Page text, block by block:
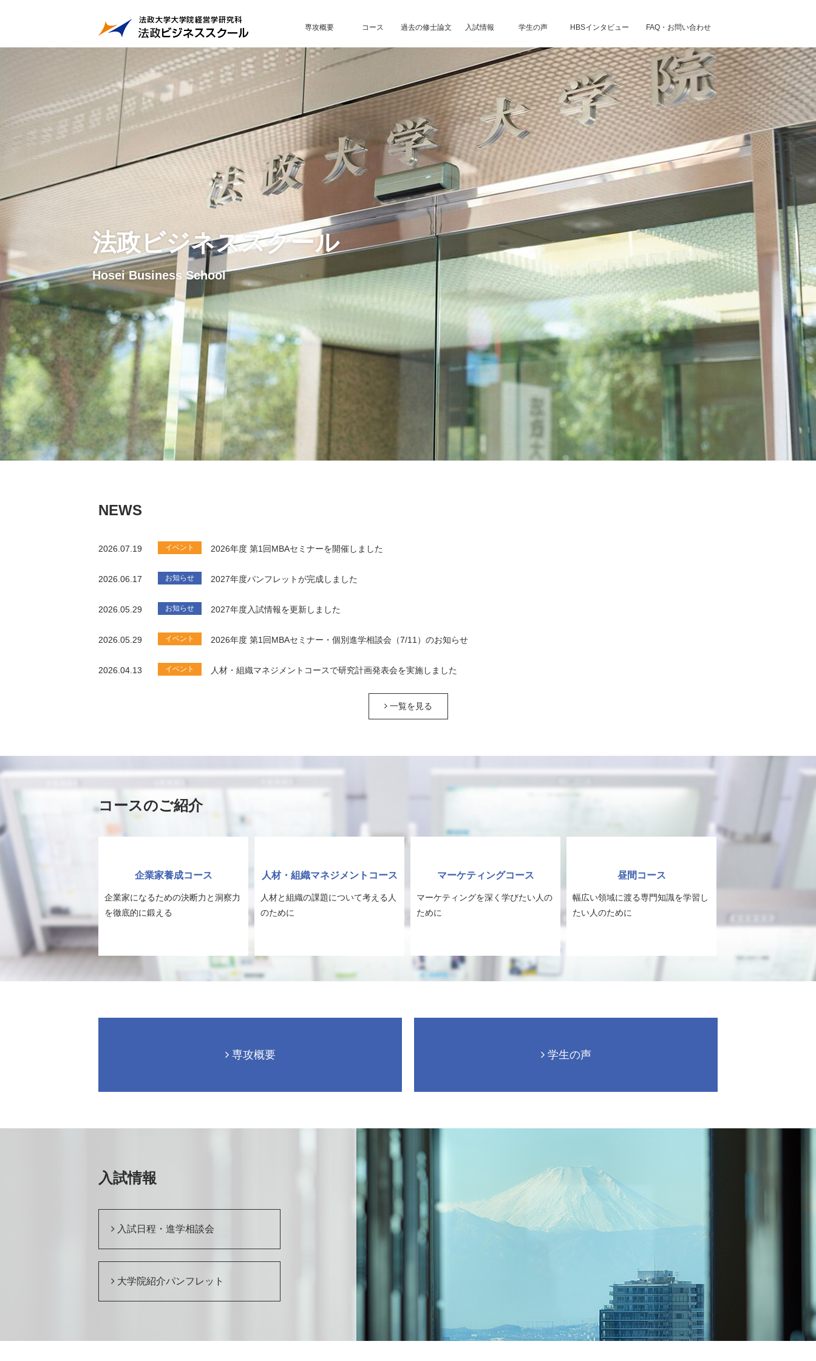
専攻概要 コース 過去の修士論文 入試情報 学生の声 HBSインタビュー FAQ・お問い合わせ
法政ビジネススクール
Hosei Business School
NEWS
2026.07.19 イベント 2026年度 第1回MBAセミナーを開催しました
2026.06.17 お知らせ 2027年度パンフレットが完成しました
2026.05.29 お知らせ 2027年度入試情報を更新しました
2026.05.29 イベント 2026年度 第1回MBAセミナー・個別進学相談会（7/11）のお知らせ
2026.04.13 イベント 人材・組織マネジメントコースで研究計画発表会を実施しました
一覧を見る
コースのご紹介
企業家養成コース
企業家になるための決断力と洞察力
を徹底的に鍛える
人材・組織マネジメントコース
人材と組織の課題について考える人
のために
マーケティングコース
マーケティングを深く学びたい人の
ために
昼間コース
幅広い領域に渡る専門知識を学習し
たい人のために
専攻概要 学生の声
入試情報
入試日程・進学相談会
大学院紹介パンフレット